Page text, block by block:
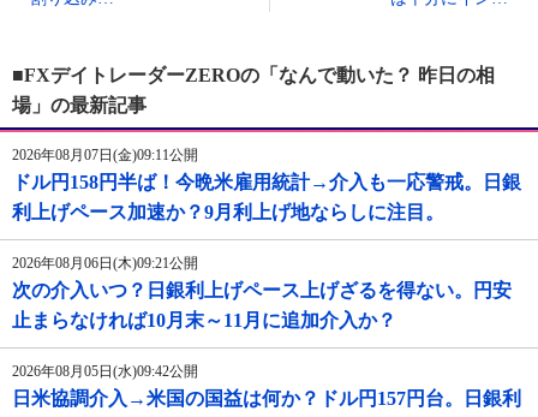
■FXデイトレーダーZEROの「なんで動いた？ 昨日の相
場」の最新記事
2026年08月07日(金)09:11公開
ドル円158円半ば！今晩米雇用統計→介入も一応警戒。日銀
利上げペース加速か？9月利上げ地ならしに注目。
2026年08月06日(木)09:21公開
次の介入いつ？日銀利上げペース上げざるを得ない。円安
止まらなければ10月末～11月に追加介入か？
2026年08月05日(水)09:42公開
日米協調介入→米国の国益は何か？ドル円157円台。日銀利